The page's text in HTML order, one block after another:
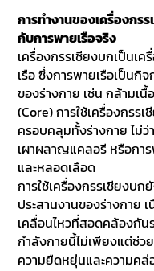
การทำงานของเครื่องกร
กับการพายเรือจริง
เครื่องกรรเชียงบกเป็นเ
เรือ ซึ่งการพายเรือเป็นกิ
ของร่างกาย เช่น กล้ามเ
(Core) การใช้เครื่องกรร
ครอบคลุมทั้งร่างกาย ไม่ว่
เผาผลาญแคลอรี หรือกา
และหลอดเลือด
การใช้เครื่องกรรเชียงบ
ประสานงานของร่างกาย
เคลื่อนไหวที่สอดคล้องกัน
กำลังกายนี้ไม่เพียงแต่ช่ว
ความยืดหยุ่นและความคล่